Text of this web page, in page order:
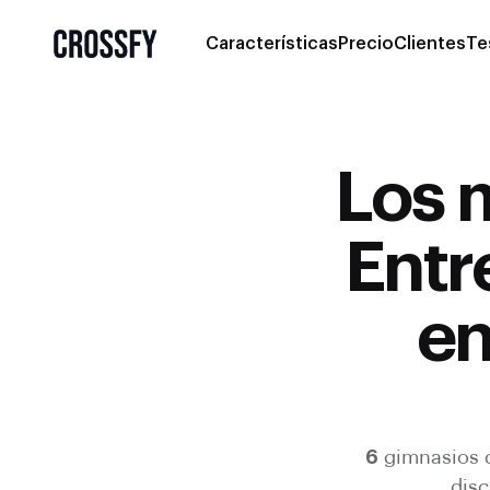
Características PrecioClientes
Los
6 gimnasios